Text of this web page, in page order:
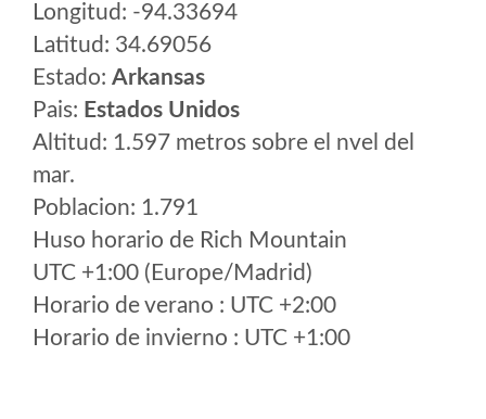
Longitud: -94.33694
Latitud: 34.69056
Estado: Arkansas
Pais: Estados Unidos
Altitud: 1.597 metros sobre el nvel del
mar.
Poblacion: 1.791
Huso horario de Rich Mountain
UTC +1:00 (Europe/Madrid)
Horario de verano : UTC +2:00
Horario de invierno : UTC +1:00